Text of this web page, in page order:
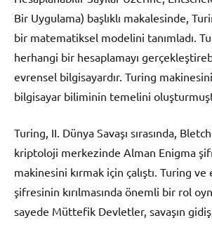
Bir Uygulama) başlıklı makalesinde,
bir matematiksel modelini tanımladı.
herhangi bir hesaplamayı
evrensel bilgisayardır. Turing
bilgisayar biliminin temelini
Turing, II. Dünya Savaşı sırasında,
kriptoloji merkezinde Alman Enigma
makinesini kırmak için çalıştı. Turing
şifresinin kırılmasında önemli bir rol
sayede Müttefik Devletler, savaşın